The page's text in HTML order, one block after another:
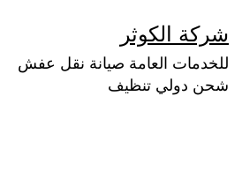
إلى
المحتوى
شركة الكوثر
للخدمات العامة صيانة نقل عفش
شحن دولي تنظيف